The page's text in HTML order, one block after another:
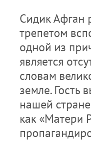
Сидик Афган
трепетом
одной из
является
словам
земле. Гость
нашей
как «Матери